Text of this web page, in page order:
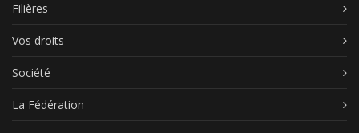
Filières
Vos droits
Société
La Fédération